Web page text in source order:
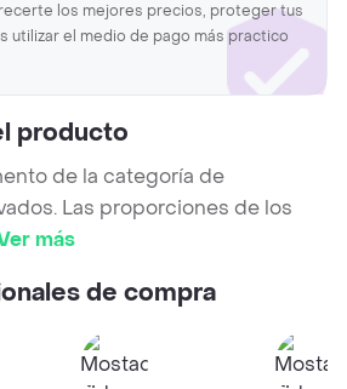
los mejores precios, proteger tus
utilizar el medio de pago más practico
producto
de la categoría de
Las proporciones de los
más
de compra